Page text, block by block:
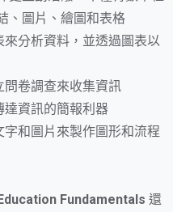
、圖片、繪圖和表格
來分析資料，並透過圖表以
問卷調查來收集資訊
達資訊的簡報利器
字和圖片來製作圖形和流程
Fundamentals 還